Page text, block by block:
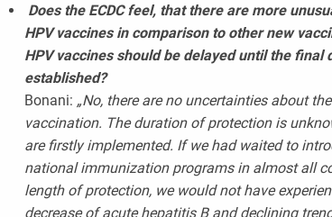
Does the ECDC feel, that there are more
HPV vaccines in comparison to other new
HPV vaccines should be delayed until the final
established?
Bonani: „No, there are no uncertainties about
vaccination. The duration of protection is
are firstly implemented. If we had waited to
national immunization programs in almost all
length of protection, we would not have
decrease of acute hepatitis B and declining